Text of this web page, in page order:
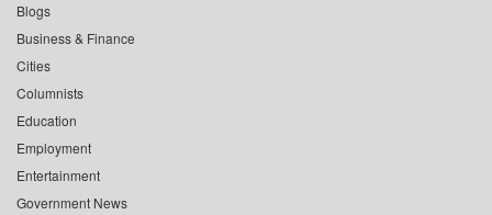
Blogs
Business & Finance
Cities
Columnists
Education
Employment
Entertainment
Government News